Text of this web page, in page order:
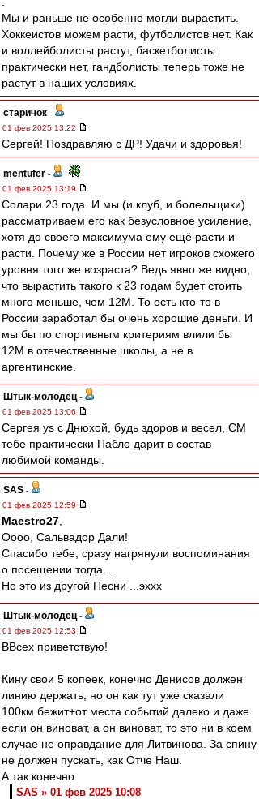
Мы и раньше не особенно могли вырастить.
Хоккеистов можем расти, футболистов нет. Как
и воллейболисты растут, баскетболисты
практически нет, гандболисты теперь тоже не
растут в наших условиях.
старичок -
01 фев 2025 13:22
Сергей! Поздравляю с ДР! Удачи и здоровья!
mentufer -
01 фев 2025 13:19
Солари 23 года. И мы (и клуб, и болельщики)
рассматриваем его как безусловное усиление,
хотя до своего максимума ему ещё расти и
расти. Почему же в России нет игроков схожего
уровня того же возраста? Ведь явно же видно,
что вырастить такого к 23 годам будет стоить
много меньше, чем 12М. То есть кто-то в
России заработал бы очень хорошие деньги. И
мы бы по спортивным критериям влили бы
12М в отечественные школы, а не в
аргентинские.
Штык-молодец -
01 фев 2025 13:06
Сергея ys с Днюхой, будь здоров и весел, СМ
тебе практически Пабло дарит в состав
любимой команды.
SAS -
01 фев 2025 12:59
Maestro27
Оооо, Сальвадор Дали!
Спасибо тебе, сразу нагрянули воспоминания
о посещении тогда ...
Но это из другой Песни ...эххх
Штык-молодец -
01 фев 2025 12:53
ВВсех приветствую!
Кину свои 5 копеек, конечно Денисов должен
линию держать, но он как тут уже сказали
100км бежит+от места событий далеко и даже
если он виноват, а он виноват, то это ни в коем
случае не оправдание для Литвинова. За спину
не должен пускать, как Отче Наш.
А так конечно
SAS » 01 фев 2025 10:08